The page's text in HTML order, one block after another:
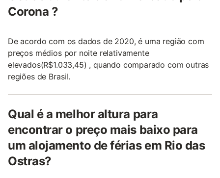
Corona ?
De acordo com os dados de 2020, é uma região com
preços médios por noite relativamente
elevados(R$1.033,45) , quando comparado com outras
regiões de Brasil.
Qual é a melhor altura para
encontrar o preço mais baixo para
um alojamento de férias em Rio das
Ostras?